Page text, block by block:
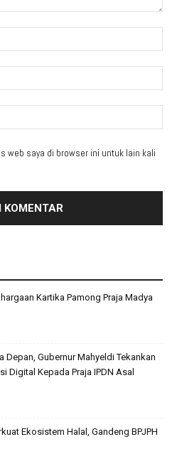
web saya di browser ini untuk lain kali
Kartika Pamong Praja Madya
Depan, Gubernur Mahyeldi Tekankan
Digital Kepada Praja IPDN Asal
Ekosistem Halal, Gandeng BPJPH